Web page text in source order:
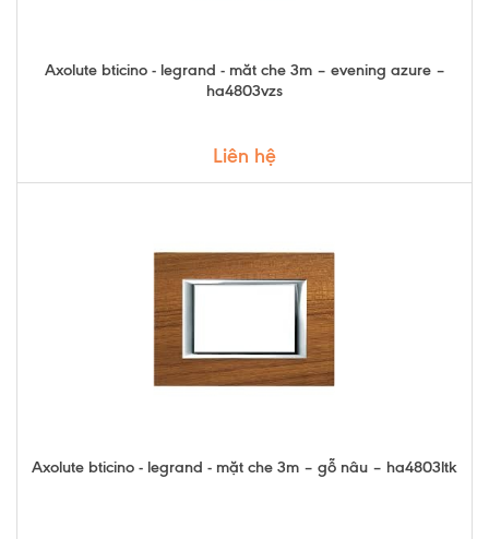
Axolute bticino - legrand - măt che 3m – evening azure –
ha4803vzs
Liên hệ
Axolute bticino - legrand - mặt che 3m – gỗ nâu – ha4803ltk